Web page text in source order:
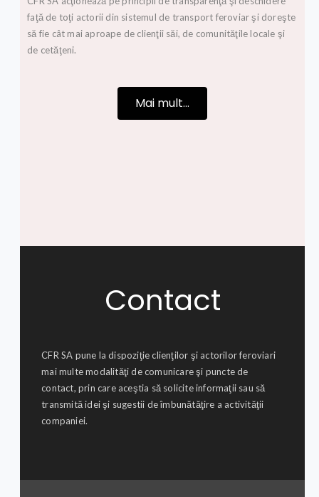
faţă de toţi actorii din sistemul de transport feroviar şi doreşte
să fie cât mai aproape de clienţii săi, de comunităţile locale şi
de cetăţeni.
Mai mult...
Contact
CFR SA pune la dispoziţie clienţilor şi actorilor feroviari
mai multe modalităţi de comunicare şi puncte de
contact, prin care aceştia să solicite informaţii sau să
transmită idei şi sugestii de îmbunătăţire a activităţii
companiei.